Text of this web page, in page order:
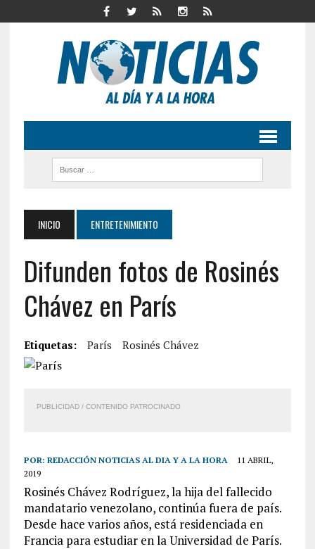
INICIO ENTRETENIMIENTO
Difunden fotos de Rosinés
Chávez en París
Etiquetas: París Rosinés Chávez
PUBLICIDAD / CONTENIDO PATROCINADO
POR: REDACCIÓN NOTICIAS AL DIA Y A LA HORA
11 ABRIL,
2019
Rosinés Chávez Rodríguez, la hija del fallecido
mandatario venezolano, continúa fuera de país.
Desde hace varios años, está residenciada en
Francia para estudiar en la Universidad de París.